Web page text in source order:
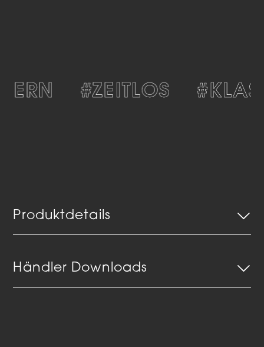
#ZEITLOS
Produktdetails
Händler Downloads